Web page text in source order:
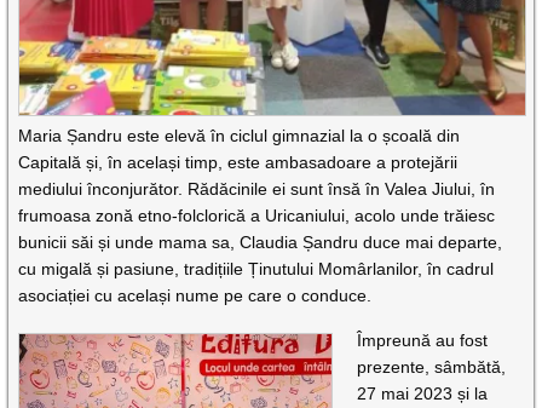
Maria Șandru este elevă în ciclul gimnazial la o școală din
Capitală și, în același timp, este ambasadoare a protejării
mediului înconjurător. Rădăcinile ei sunt însă în Valea Jiului, în
frumoasa zonă etno-folclorică a Uricaniului, acolo unde trăiesc
bunicii săi și unde mama sa, Claudia Șandru duce mai departe,
cu migală și pasiune, tradițiile Ținutului Momârlanilor, în cadrul
asociației cu același nume pe care o conduce.
Împreună au fost
prezente, sâmbătă,
27 mai 2023 și la